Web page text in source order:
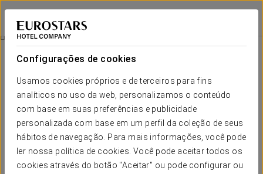
Configurações de cookies
Usamos cookies próprios e de terceiros para fins
analíticos no uso da web, personalizamos o conteúdo
com base em suas preferências e publicidade
personalizada com base em um perfil da coleção de seus
hábitos de navegação. Para mais informações, você pode
ler nossa política de cookies. Você pode aceitar todos os
cookies através do botão "Aceitar" ou pode configurar ou
Eurostars Fuerte Ruavieja
LOGRONHO
Promoções
Promoções
Experiência Romântica
25 €